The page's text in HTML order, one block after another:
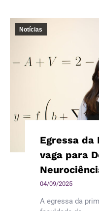
Notícias
Egressa
vaga para
04/09/2025
A egressa da